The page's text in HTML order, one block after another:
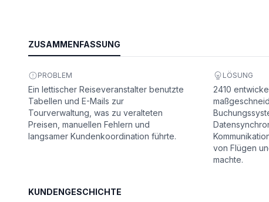
ZUSAMMENFASSUNG
PROBLEM
Ein lettischer Reiseveranstalter benutzte
Tabellen und E-Mails zur
Tourverwaltung, was zu veralteten
Preisen, manuellen Fehlern und
langsamer Kundenkoordination führte.
LÖSUNG
2410
von Flügen
machte.
KUNDENGESCHICHTE